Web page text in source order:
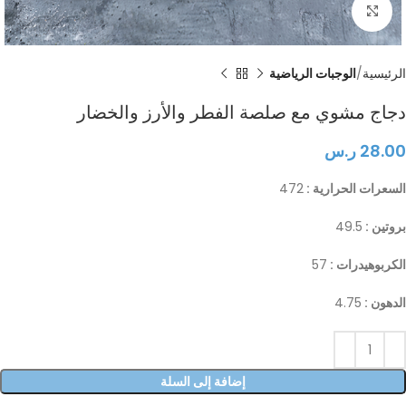
Click to enlarge
الرئيسية الوجبات الرياضية
دجاج مشوي مع صلصة الفطر والأرز والخضار
28.00 ر.س
السعرات الحرارية : 472
بروتين : 49.5
الكربوهيدرات : 57
الدهون : 4.75
إضافة إلى السلة